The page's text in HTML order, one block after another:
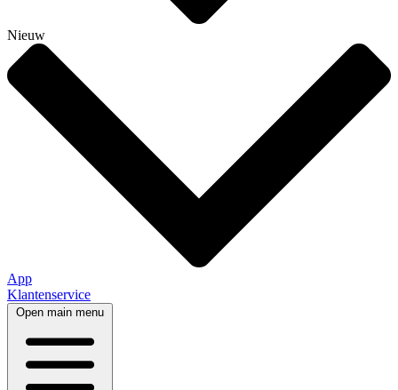
Nieuw
App
Klantenservice
Open main menu